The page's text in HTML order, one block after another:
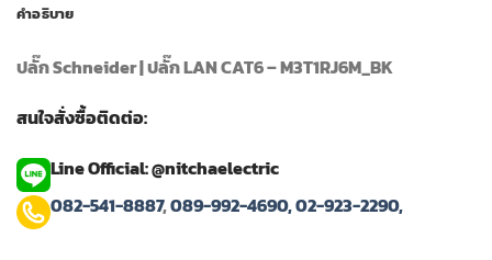
คำอธิบาย
ปลั๊ก Schneider | ปลั๊ก LAN CAT6 – M3T1RJ6M_BK
สนใจสั่งซื้อติดต่อ:
Line Official: @nitchaelectric
082-541-8887,089-992-4690,02-923-2290,